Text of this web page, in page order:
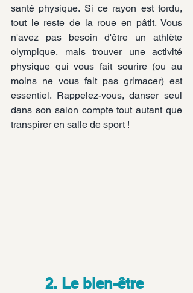
santé physique. Si ce rayon est tordu,
tout le reste de la roue en pâtit. Vous
n'avez pas besoin d'être un athlète
olympique, mais trouver une activité
physique qui vous fait sourire (ou au
moins ne vous fait pas grimacer) est
essentiel. Rappelez-vous, danser seul
dans son salon compte tout autant que
transpirer en salle de sport !
2. Le bien-être